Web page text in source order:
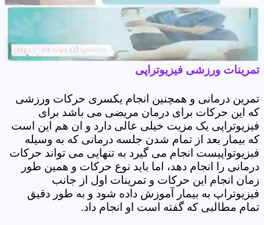
تمرینات ورزشی فیزیوتراپی
تمرین درمانی و همچنین انجام یکسری حرکات ورزشی
که این حرکات برای درمان مریضی می باشد برای
فیزیوتراپی یک مزیت خیلی عالی دارد و ان هم این است
که بیمار بعد از تمام شدن جلسه درمانی که به وسیله
فیزیوتواپیست انجام می گیرد به تنهایی می تواند حرکات
درمانی را انجام دهد، اما باید نوع حرکات و همین طور
زمان انجام این حرکات و تمرینات اول از جانب
فیزیوتراپ به بیمار آموزش داده شود و به طور دقیق
تمام مطالبی که گفته است او انجام داد.